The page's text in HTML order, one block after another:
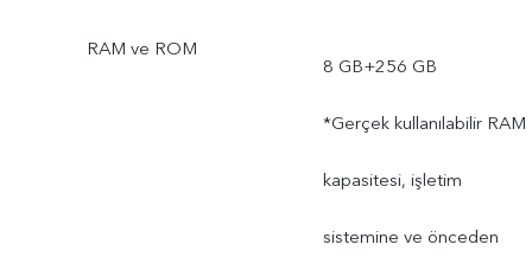
RAM ve ROM
8 GB+256 GB
*Gerçek kullanılabilir RAM
kapasitesi, işletim
sistemine ve önceden